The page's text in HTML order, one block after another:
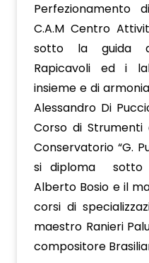
Perfezionamento
C.A.M Centro
sotto la guida
Rapicavoli ed i
insieme e di
Alessandro Di
Corso di Strumenti
Conservatorio “G.
si diploma sotto
Alberto Bosio e il
corsi di
maestro Ranieri
compositore